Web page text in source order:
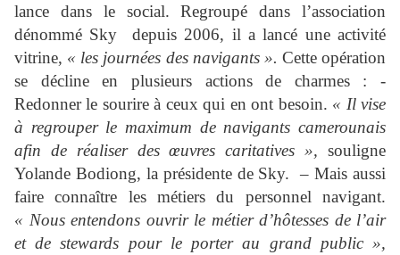
lance dans le social. Regroupé dans l’association
dénommé Sky
depuis 2006, il a lancé une activité
vitrine, « les journées des navigants ». Cette opération
se décline en plusieurs actions de charmes : -
Redonner le sourire à ceux qui en ont besoin. « Il vise
à regrouper le maximum de navigants camerounais
afin de réaliser des œuvres caritatives », souligne
Yolande Bodiong, la présidente de Sky. – Mais aussi
faire connaître les métiers du personnel navigant.
« Nous entendons ouvrir le métier d’hôtesses de l’air
et de stewards pour le porter au grand public »,